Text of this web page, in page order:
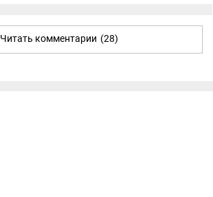
Читать комментарии (28)